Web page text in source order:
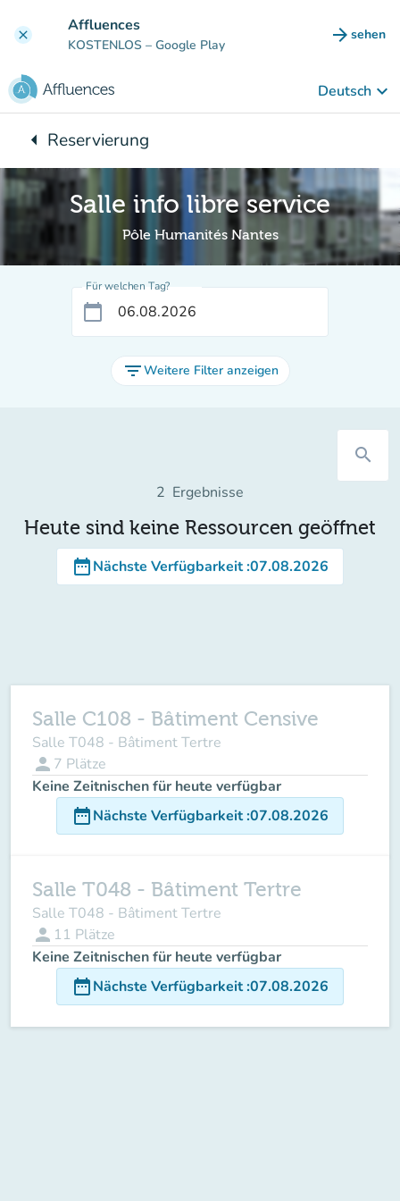
clear Affluences
KOSTENLOS – Google Play arrow_forward sehen
(new
Deutsch keyboard_arrow_down
arrow_leftZurück zu:
Reservierung
Salle info libre service
Pôle Humanités Nantes
Für welchen Tag?
calendar_today
filter_listWeitere Filter anzeigen
search
2 Ergebnisse
Heute sind keine Ressourcen geöffnet
date_rangeNächste Verfügbarkeit:07.08.2026
Salle C108 - Bâtiment Censive
Salle T048 - Bâtiment Tertre
person 7 Plätze
Keine Zeitnischen für heute verfügbar
date_rangeNächste Verfügbarkeit:07.08.2026
Salle T048 - Bâtiment Tertre
Salle T048 - Bâtiment Tertre
person 11 Plätze
Keine Zeitnischen für heute verfügbar
date_rangeNächste Verfügbarkeit:07.08.2026